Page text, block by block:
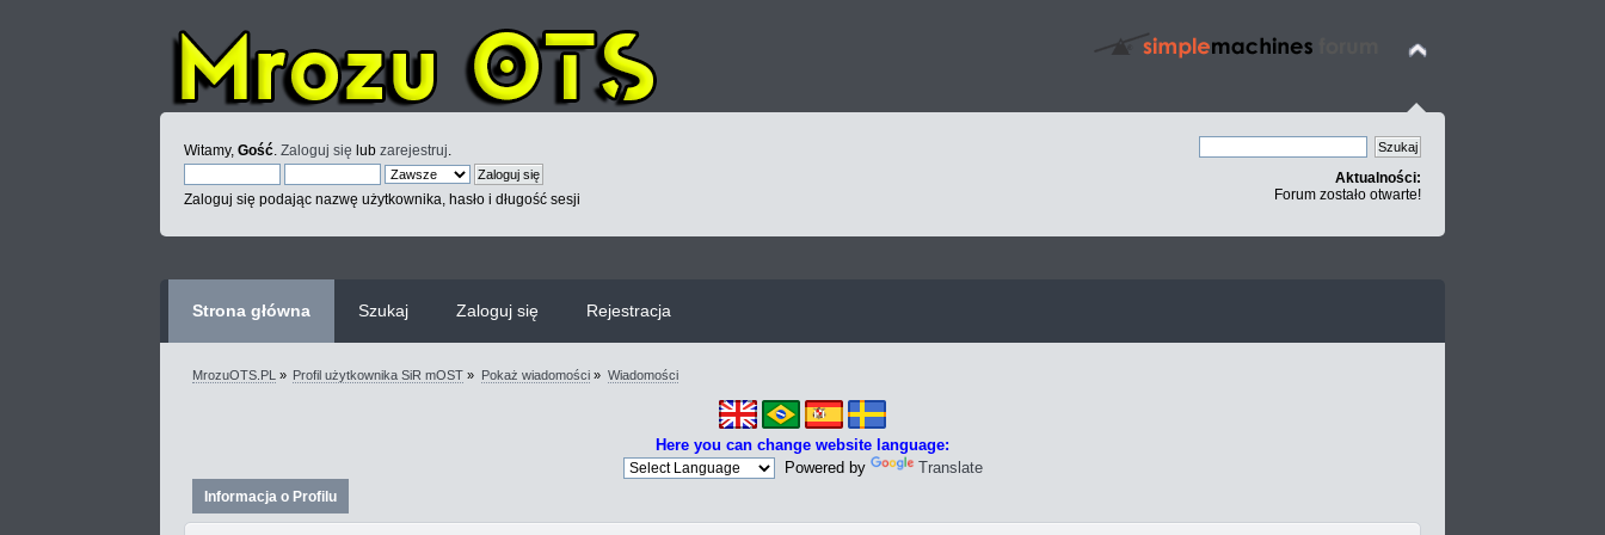
Witamy,Gość .Zaloguj się lubzarejestruj
Zaloguj się podając nazwę użytkownika, hasło i długość sesji
Aktualności:
Forum zostało otwarte!
Strona główna Szukaj Zaloguj się Rejestracja
MrozuOTS.PL » Profil użytkownika SiR mOST » Pokaż wiadomości » Wiadomości
Here you can change website language:
Powered by
Translate
Informacja o Profilu